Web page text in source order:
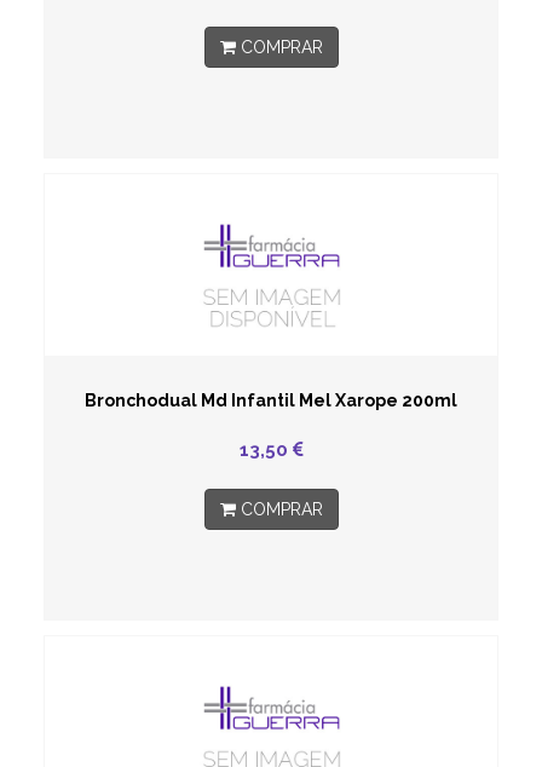
COMPRAR
Bronchodual Md Infantil Mel Xarope 200ml
13,50
COMPRAR